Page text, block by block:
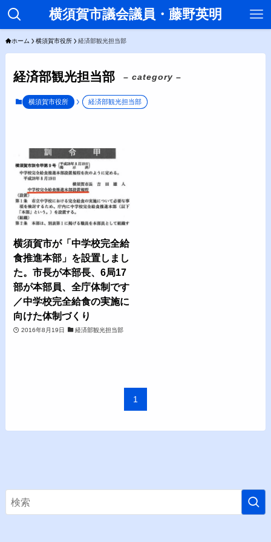
横須賀市議会議員・藤野英明
ホーム 横須賀市役所 経済部観光担当部
経済部観光担当部 – category –
横須賀市役所 経済部観光担当部
横須賀市が「中学校完全給
食推進本部」を設置しまし
た。市長が本部長、6局17
部が本部員、全庁体制です
／中学校完全給食の実施に
向けた体制づくり
2016年8月19日 経済部観光担当部
1